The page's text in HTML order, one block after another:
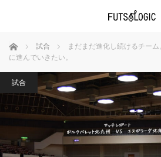
ホーム 試合
まだまだ進化し続けるチー
に進んでいきたい。
試合